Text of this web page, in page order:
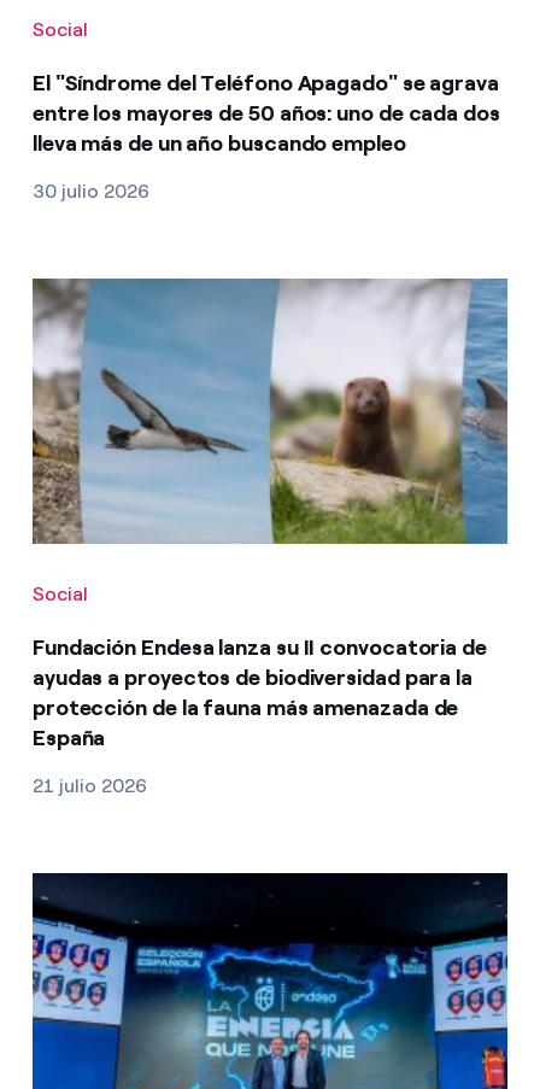
Social
El "Síndrome del Teléfono Apagado" se agrava
entre los mayores de 50 años: uno de cada dos
lleva más de un año buscando empleo
30 julio 2026
Social
Fundación Endesa lanza su II convocatoria de
ayudas a proyectos de biodiversidad para la
protección de la fauna más amenazada de
España
21 julio 2026